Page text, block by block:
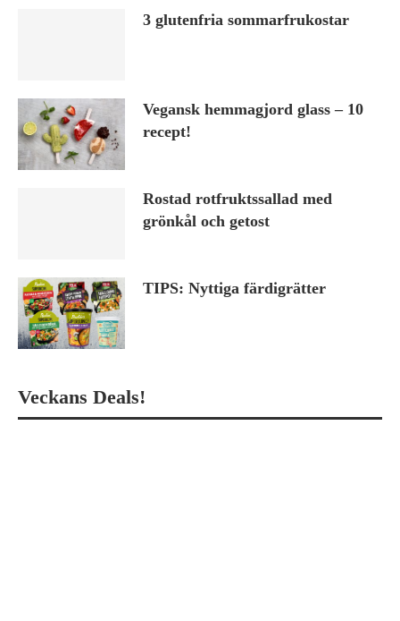
3 glutenfria sommarfrukostar
Vegansk hemmagjord glass – 10
recept!
Rostad rotfruktssallad med
grönkål och getost
TIPS: Nyttiga färdigrätter
Veckans Deals!